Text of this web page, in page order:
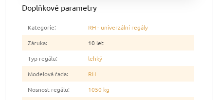
Doplňkové parametry
Kategorie:
RH - univerzální regály
Záruka:
10 let
Typ regálu:
lehký
Modelová řada:
RH
Nosnost regálu:
1050 kg